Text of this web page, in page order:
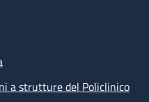
a strutture del Policlinico